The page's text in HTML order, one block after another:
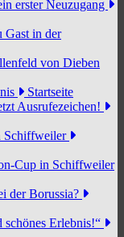
erster Neuzugang
Gast in der
von Dieben
Startseite
Ausrufezeichen!
Schiffweiler
Cup in Schiffweiler
der Borussia?
schönes Erlebnis!“